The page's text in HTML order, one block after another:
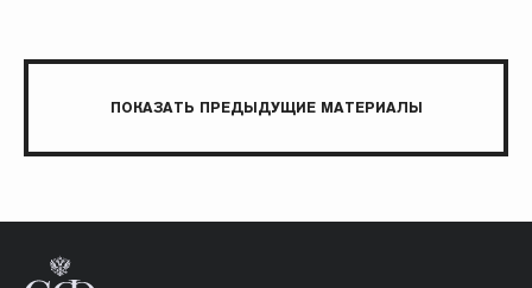
ПОКАЗАТЬ ПРЕДЫДУЩИЕ МАТЕРИАЛЫ